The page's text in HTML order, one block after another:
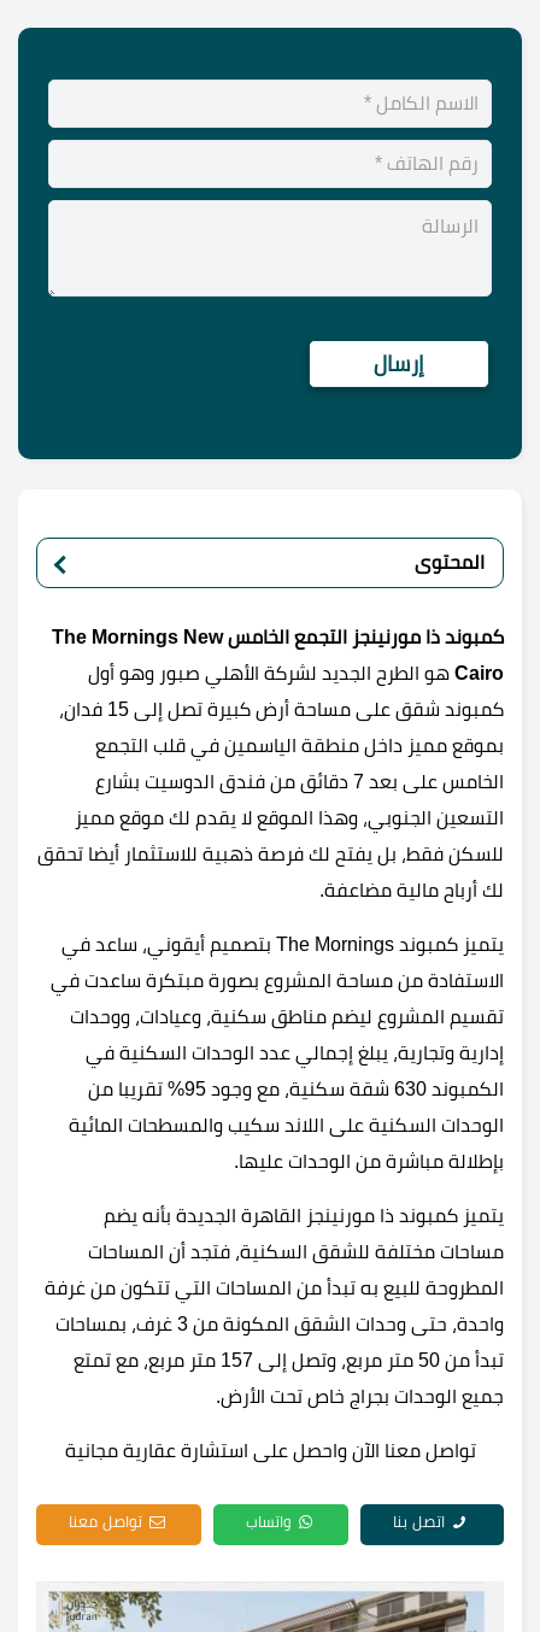
المحتوى
كمبوند ذا مورنينجز التجمع الخامس The Mornings New
Cairo هو الطرح الجديد لشركة الأهلي صبور وهو أول
كمبوند شقق على مساحة أرض كبيرة تصل إلى 15 فدان،
بموقع مميز داخل منطقة الياسمين في قلب التجمع
الخامس على بعد 7 دقائق من فندق الدوسيت بشارع
التسعين الجنوبي، وهذا الموقع لا يقدم لك موقع مميز
للسكن فقط، بل يفتح لك فرصة ذهبية للاستثمار أيضا تحقق
لك أرباح مالية مضاعفة.
يتميز كمبوند The Mornings بتصميم أيقوني، ساعد في
الاستفادة من مساحة المشروع بصورة مبتكرة ساعدت في
تقسيم المشروع ليضم مناطق سكنية، وعيادات، ووحدات
إدارية وتجارية، يبلغ إجمالي عدد الوحدات السكنية في
الكمبوند 630 شقة سكنية، مع وجود 95% تقريبا من
الوحدات السكنية على اللاند سكيب والمسطحات المائية
بإطلالة مباشرة من الوحدات عليها.
يتميز كمبوند ذا مورنينجز القاهرة الجديدة بأنه يضم
مساحات مختلفة للشقق السكنية، فتجد أن المساحات
المطروحة للبيع به تبدأ من المساحات التي تتكون من غرفة
واحدة، حتى وحدات الشقق المكونة من 3 غرف، بمساحات
تبدأ من 50 متر مربع، وتصل إلى 157 متر مربع، مع تمتع
جميع الوحدات بجراج خاص تحت الأرض.
تواصل معنا الآن واحصل على استشارة عقارية مجانية
اتصل بنا واتساب تواصل معنا